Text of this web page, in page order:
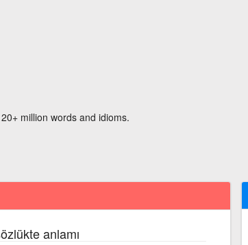
million words and idioms.
anlamı